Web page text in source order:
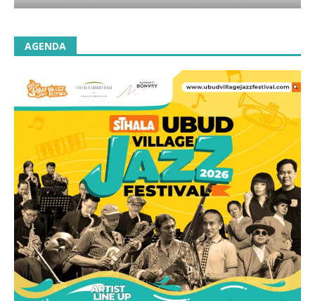
AGENDA